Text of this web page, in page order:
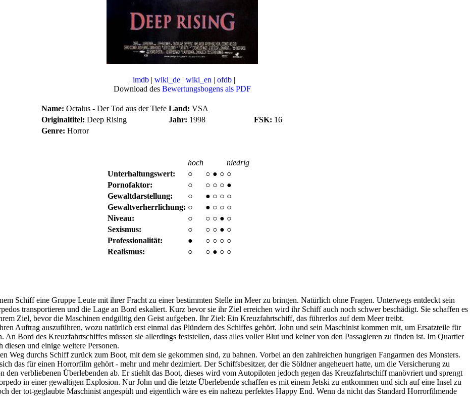
| imdb| wiki_de| wiki_en | ofdb|
Download des Bewertungsbogens als PDF
Name: Octalus - Der Tod aus der Tiefe Land: VSA
Originaltitel: Deep Rising Jahr: 1998 FSK: 16
Genre: Horror
hoch
niedrig
Unterhaltungswert:
○ ○ ● ○ ○
Pornofaktor:
○ ○ ○ ○ ●
Gewaltdarstellung:
○ ● ○ ○ ○
Gewaltverherrlichung: ○ ● ○ ○ ○
Niveau:
○ ○ ○ ● ○
Sexismus:
○ ○ ○ ● ○
Professionalität:
● ○ ○ ○ ○
Realismus:
○ ○ ● ○ ○
Schiff eine Gruppe Leute mit ihrer Fracht zu einer bestimmten Stelle im Meer zu bringen. Natürlich ohne Fragen. Unterwegs entdeckt sein
transportieren und die Lage an Bord eskaliert. Kurz bevor sie ihr Ziel erreichen wird ihr Schiff auch noch schwer beschädigt. Sie schaffen es
Ziel, bevor die Maschinen endgültig den Geist aufgeben. Ihr Ziel: Ein Kreuzfahrtschiff, das führerlos auf dem Meer treibt.
Auftrag auszuführen, wozu natürlich erst einmal das Plündern des Schiffes gehört. John und sein Maschinist kommen mit, um Ersatzteile für
An Bord des Kreuzfahrtschiffes müssen sie allerdings feststellen, dass alles voller Blut und keiner von den Passagieren zu finden ist. Im Quartier
diesen und einige weitere Personen.
Weg durchs Schiff zurück zum Boot, mit dem sie gekommen sind, zu bahnen. Vorbei an den zahlreichen hungrigen Fangarmen des Monsters.
das für einen Horrorfilm gehört - mehr und mehr dezimiert. Der Schiffsbesitzer, der die Söldner angeheuert hatte, um die Versicherung zu
den verbliebenen Überlebenden ab. Er stiehlt das Boot, dieses wird vom Autopiloten jedoch gegen das Kreuzfahrtschiff manövriert und sprengt
in einer gewaltigen Explosion. Nur John und die letzte Überlebende schaffen es mit einem Jetski zu entkommen und sich auf eine Insel zu
der tot-geglaubte Maschinist angespült und eigentlich wäre es ein nahezu perfektes Happy End. Wenn da nicht das Standard Horrorfilmende